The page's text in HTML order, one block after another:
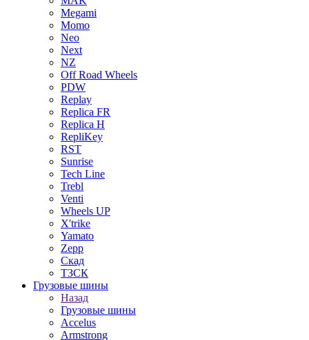
Megami
Momo
Neo
Next
NZ
Off Road Wheels
PDW
Replay
Replica FR
Replica H
RepliKey
RST
Sunrise
Tech Line
Trebl
Venti
Wheels UP
X'trike
Yamato
Zepp
Скад
ТЗСК
Грузовые шины
Назад
Грузовые шины
Accelus
Armstrong